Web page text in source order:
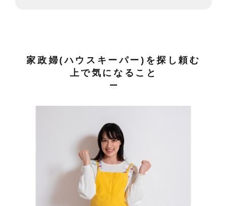
家政婦(ハウスキーパー)を探し頼む
上で気になること